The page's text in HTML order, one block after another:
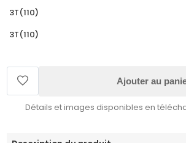
3T(110)
3T(110)
Ajouter au
Détails et images disponibles en